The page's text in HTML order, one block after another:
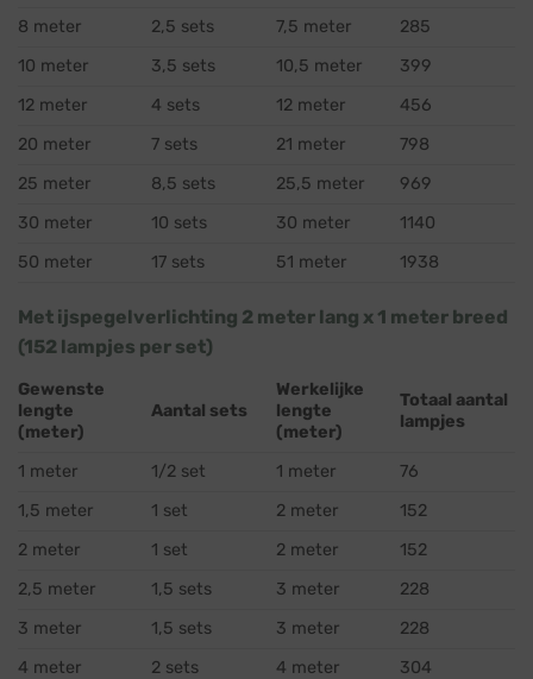
8 meter
2,5 sets 7,5 meter
285
10 meter
3,5 sets 10,5 meter
399
12 meter
4 sets 12 meter
456
20 meter
7 sets 21 meter
798
25 meter
8,5 sets 25,5 meter
969
30 meter
10 sets 30 meter
1140
50 meter
17 sets 51 meter 1938
Met ijspegelverlichting 2 meter lang x 1 meter breed
(152 lampjes per set)
Gewenste
lengte
(meter)
Aantal sets
Werkelijke
lengte
(meter)
Totaal aantal
lampjes
1 meter 1/2 set 1 meter
76
1,5 meter
1 set 2 meter
152
2 meter
1 set 2 meter
152
2,5 meter
1,5 sets 3 meter
228
3 meter
1,5 sets 3 meter
228
4 meter
2 sets 4 meter
304